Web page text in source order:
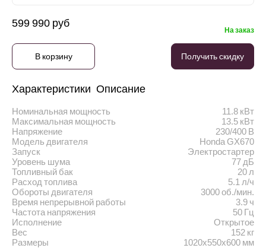
599 990 руб
На заказ
В корзину Получить скидку
Характеристики Описание
Номинальная мощность
11.8 кВт
Максимальная мощность
13.5 кВт
Напряжение
230/400 В
Модель двигателя
Honda GX670
Запуск
Электростартер
Уровень шума
77 дБ
Топливный бак
20 л
Расход топлива
5.1 л/ч
Обороты двигателя
3000 об./мин.
Время непрерывной работы
3.9 ч
Частота напряжения
50 Гц
Исполнение
Открытое
Вес
152 кг
Размеры
1020х550х600 мм